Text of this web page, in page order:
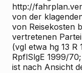
http://
von der
von Reisekosten
vertretenen
(vgl etwa hg 13 R
RpflSlgE 1999/
ist nach Ansicht